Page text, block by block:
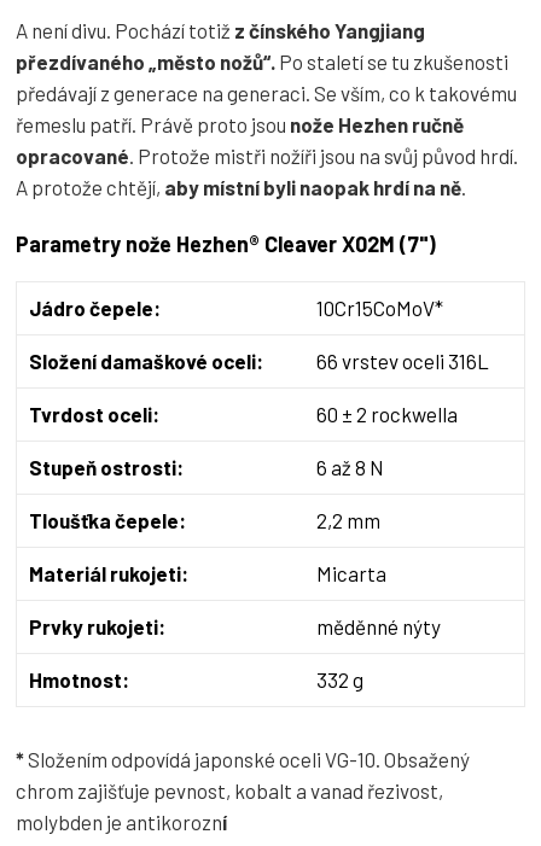
A není divu. Pochází totiž z čínského Yangjiang
přezdívaného „město nožů“. Po staletí se tu zkušenosti
předávají z generace na generaci. Se vším, co k takovému
řemeslu patří. Právě proto jsou nože Hezhen ručně
opracované. Protože mistři nožíři jsou na svůj původ hrdí.
A protože chtějí, aby místní byli naopak hrdí na ně.
Parametry nože Hezhen® Cleaver X02M (7")
Jádro čepele: 10Cr15CoMoV*
Složení damaškové oceli: 66 vrstev oceli 316L
Tvrdost oceli: 60 ± 2 rockwella
Stupeň ostrosti: 6 až 8 N
Tloušťka čepele: 2,2 mm
Materiál rukojeti: Micarta
Prvky rukojeti: měděnné nýty
Hmotnost: 332 g
*Složením odpovídá japonské oceli VG-10. Obsažený
chrom zajišťuje pevnost, kobalt a vanad řezivost,
molybden je antikorozní